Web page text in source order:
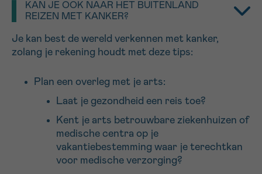
KAN JE OOK NAAR HET BUITENLAND
REIZEN MET KANKER?
Je kan best de wereld verkennen met kanker,
zolang je rekening houdt met deze tips:
Plan een overleg met je arts:
Laat je gezondheid een reis toe?
Kent je arts betrouwbare ziekenhuizen of
medische centra op je
vakantiebestemming waar je terechtkan
voor medische verzorging?